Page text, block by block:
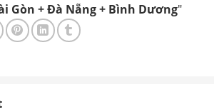
Gòn + Đà Nẵng + Bình Dương"